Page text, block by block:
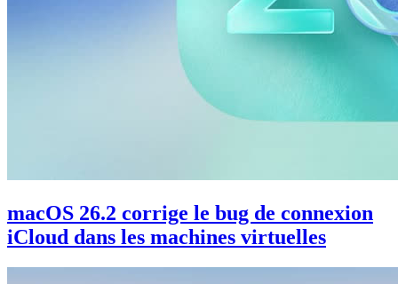
macOS 26.2 corrige le bug de connexion
iCloud dans les machines virtuelles